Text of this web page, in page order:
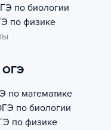
по биологии
по физике
ОГЭ
по математике
по биологии
по физике